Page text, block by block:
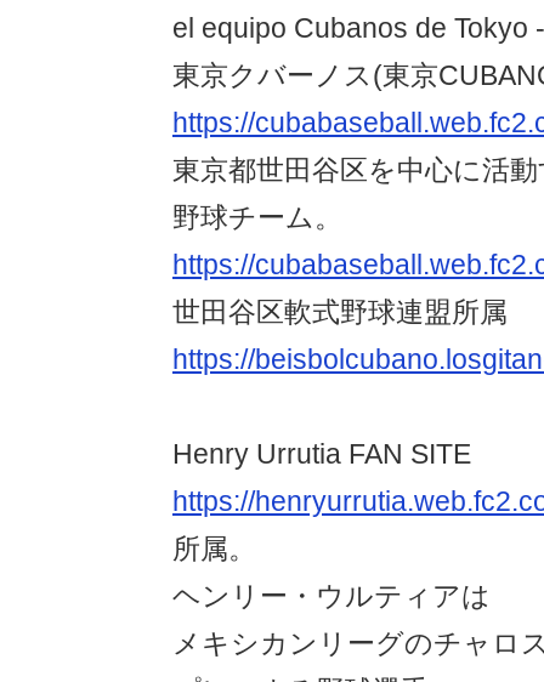
el equipo Cubanos de Tokyo
東京クバーノス(東京
https://
東京都世田谷区を中心に活
野球チーム。
https://
世田谷区軟式野球連盟所属
https://
Henry Urrutia FAN SITE
https://
所属。
ヘンリー・ウルティアは
メキシカンリーグのチャロ